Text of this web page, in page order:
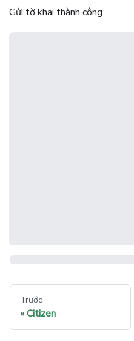
Gửi tờ khai thành công
Trước
Citizen